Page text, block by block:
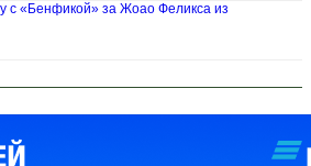
с «Бенфикой» за Жоао Феликса из